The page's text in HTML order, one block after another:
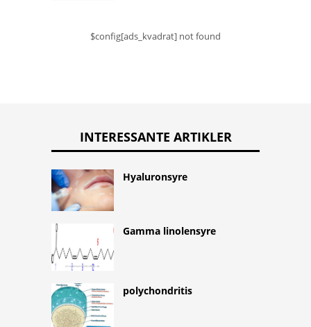
$config[ads_kvadrat] not found
INTERESSANTE ARTIKLER
Hyaluronsyre
Gamma linolensyre
polychondritis